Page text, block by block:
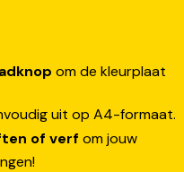
om de kleurplaat
uit op A4-formaat.
of verf om jouw